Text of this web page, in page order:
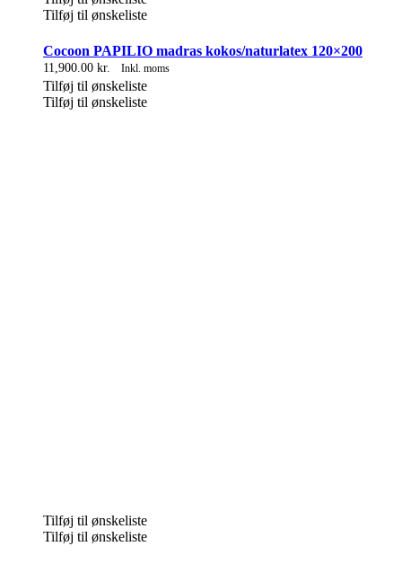
Tilføj til ønskeliste
Cocoon PAPILIO madras kokos/naturlatex 120×200
11,900.00 kr. Inkl. moms
Tilføj til ønskeliste
Tilføj til ønskeliste
Tilføj til ønskeliste
Tilføj til ønskeliste